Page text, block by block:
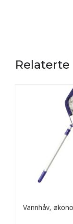
Vannhåv,